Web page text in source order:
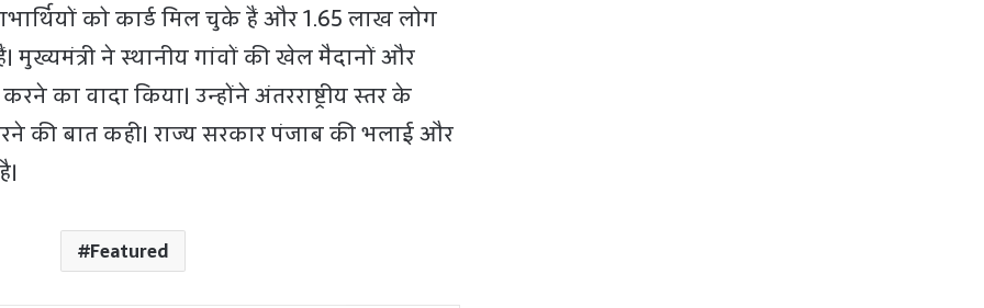
को कार्ड मिल चुके हैं और 1.65 लाख लोग
ने स्थानीय गांवों की खेल मैदानों और
का वादा किया। उन्होंने अंतरराष्ट्रीय स्तर के
की बात कही। राज्य सरकार पंजाब की भलाई और
Featured